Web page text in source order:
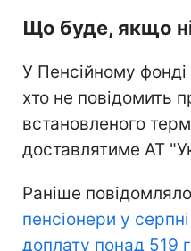
Що буде, якщо
У Пенсійному
хто не повідомить
встановленого
доставлятиме АТ
Раніше
пенсіонери у
доплату понад 519